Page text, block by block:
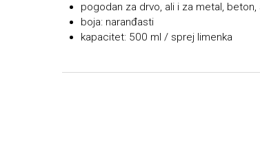
pogodan za drvo, ali i za metal, beton,
boja: naranđasti
kapacitet: 500 ml / sprej limenka